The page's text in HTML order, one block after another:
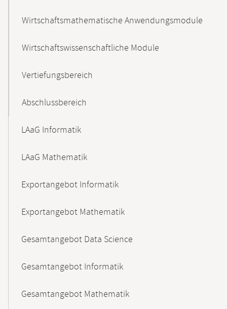
Wirtschaftsmathematische Anwendungsmodule
Wirtschaftswissenschaftliche Module
Vertiefungsbereich
Abschlussbereich
LAaG Informatik
LAaG Mathematik
Exportangebot Informatik
Exportangebot Mathematik
Gesamtangebot Data Science
Gesamtangebot Informatik
Gesamtangebot Mathematik